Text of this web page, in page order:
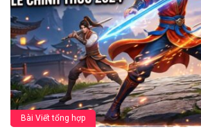
Bài Viết tổng hợp